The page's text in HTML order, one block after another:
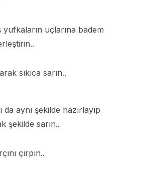
yufkaların uçlarına badem
sıkıca sarın..
aynı şekilde hazırlayıp
şekilde sarın..
çırpın..